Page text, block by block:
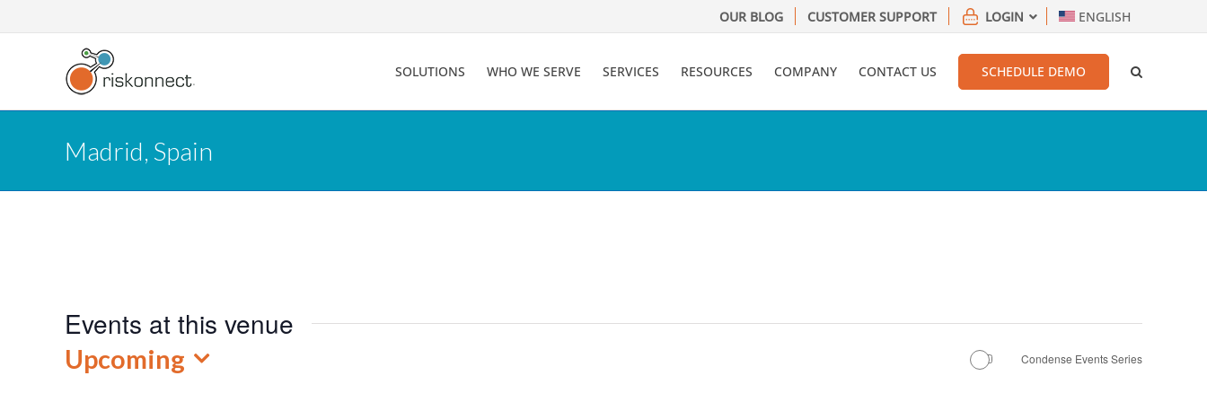
to
OUR BLOG CUSTOMER SUPPORT LOGIN ENGLISH
SOLUTIONS WHO WE SERVE SERVICES RESOURCES COMPANY CONTACT US SCHEDULE DEMO
Madrid, Spain
Events at this venue
Upcoming
Condense Events Series